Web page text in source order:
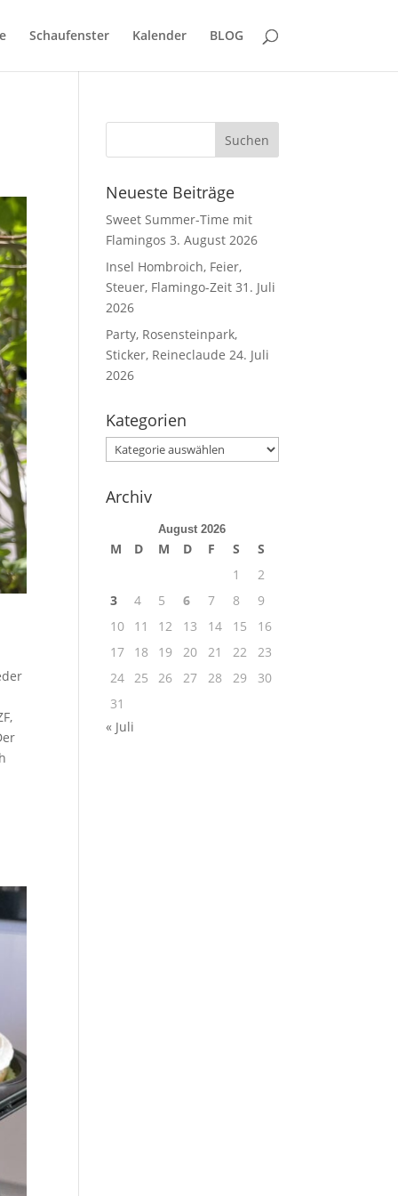
Schaufenster Kalender BLOG
Neueste Beiträge
Sweet Summer-Time mit
Flamingos 3. August 2026
Insel Hombroich, Feier,
Steuer, Flamingo-Zeit 31. Juli
2026
Party, Rosensteinpark,
Sticker, Reineclaude 24. Juli
2026
Kategorien
Kategorien
Archiv
August 2026
M D M D F S
S
1
2
3
4 5 6 7 8
9
10
11 12 13 14 15
16
17
18 19 20 21 22
23
24 25 26 27 28 29
30
31
« Juli